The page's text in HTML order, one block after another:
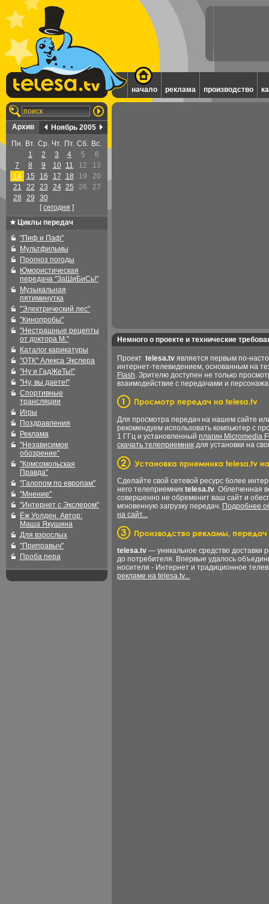
начало реклама производство
Архив
Ноябрь 2005
Пн. Вт. Ср. Чт. Пт. Сб. Вс.
1
2 3 4 5
6
7
8 9 10 11 12
13
14
15 16 17 18 19
20
21
22 23 24 25 26
27
28
29
30
[cегодня ]
Циклы передач
"Пиф и Паф"
Мультфильмы
Прогноз погоды
Юмористическая
передача "ЗаШиБиСь!"
Музыкальная
пятиминутка
"Электрический лес"
"Кинопробы"
"Нестрашные рецепты
от доктора М."
Каталог карикатуры
"ОТК" Алекса Экслера
"Ну и ГадЖеТы!"
"Ну, вы даете!"
Спортивные
трансляции
Игры
Поздравления
Реклама
"Независимое
обозрение"
"Комсомольская
Правда"
"Галопом по европам"
"Мнение"
"Интернет с Экслером"
Ёж Уолден. Автор:
Маша Якушина
Для взрослых
"Приправыч"
Проба пера
Немного о проекте и технические
Проект telesa.tv является первым по-
интернет-телевидением, основанным на
Flash. Зрителю доступен не только
взаимодействие с передачами и
Для просмотра передач на нашем сайте
рекомендуем использовать компьютер с
1 ГГц и установленный плагин Micromedia
скачать телеприемник для установки на
Сделайте свой сетевой ресурс более
него телеприемник telesa.tv. Облегченная
совершенно не обременит ваш сайт и
мгновенную загрузку передач. Подробнее
на сайт...
telesa.tv — уникальное средство доставки
до потребителя. Впервые удалось
носителя - Интернет и традиционное
рекламе на telesa.tv...